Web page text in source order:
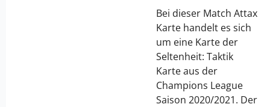
Bei dieser Match Attax
Karte handelt es sich
um eine Karte der
Seltenheit: Taktik
Karte aus der
Champions League
Saison 2020/2021. Der